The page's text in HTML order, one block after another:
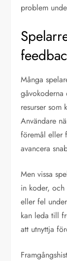
problem
Många
resurser som
Användare
föremål eller
avancera
Men vissa
in koder, och
eller fel
kan leda till
att utnyttja